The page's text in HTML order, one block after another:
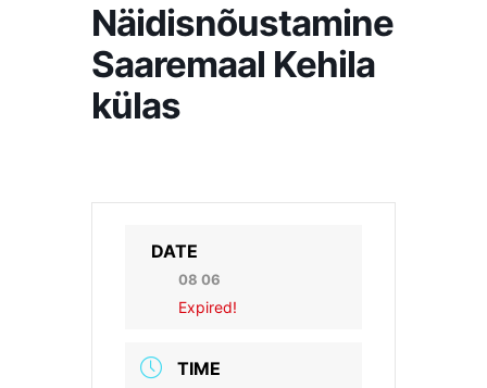
Näidisnõustamine
Saaremaal Kehila
külas
DATE
08 06
Expired!
TIME